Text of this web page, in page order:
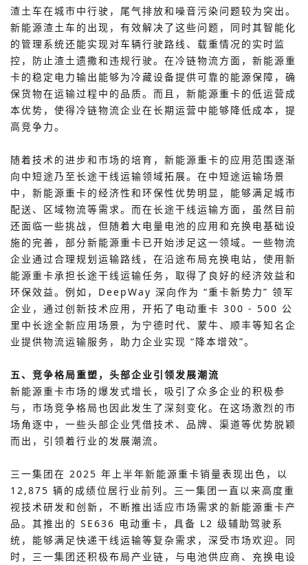
渣土车在城市中行驶，尾气排放和噪音污染问题较为突出。
新能源渣土车的出现，有效解决了这些问题，同时其智能化
的管理系统还能实现对车辆行驶路线、载重情况的实时监
控，防止渣土遗撒和违规行驶。在冷链物流方面，新能源重
卡的稳定电力输出能够为冷藏设备提供可靠的能源保障，确
保货物在运输过程中的品质。而且，新能源重卡的低运营成
本优势，使得冷链物流企业在长期运营中能够降低成本，提
高竞争力。
随着技术的进步和市场的培育，新能源重卡的应用范围逐渐
向中短途乃至长途干线运输领域拓展。在中短途运输场景
中，新能源重卡的经济性和环保性优势明显，能够满足城市
配送、区域物流等需求。而在长途干线运输方面，虽然目前
还面临一些挑战，但随着大电量电池的应用和充换电基础设
施的完善，部分新能源重卡已开始涉足这一领域。一些物流
企业通过合理规划运输路线，在沿途布局充换电站，使用新
能源重卡承担长途干线运输任务，取得了良好的经济效益和
环保效益。例如，DeepWay 深向作为 “重卡新势力” 领军
企业，通过创新技术应用，开拓了电动重卡 300 - 500 公
里中长途全新应用场景，为宁德时代、蒙牛、顺丰等知名企
业提供物流运输服务，助力企业实现 “降本增效”。
五、竞争格局重塑，头部企业引领发展潮流
新能源重卡市场的爆发式增长，吸引了众多企业的积极参
与，市场竞争格局也因此发生了深刻变化。在这场激烈的市
场角逐中，一些头部企业凭借技术、品牌、渠道等优势脱颖
而出，引领着行业的发展潮流。
三一集团 在 2025 年上半年新能源重卡销量表现出色，以
12,875 辆的成绩位居行业前列。三一集团一直以来高度重
视技术研发和创新，不断推出适应市场需求的新能源重卡产
品。其推出的 SE636 电动重卡，具备 L2 级辅助驾驶系
统，能够满足快递干线运输等复杂需求，深受市场欢迎。同
时，三一集团还积极布局产业链，与电池供应商、充换电设